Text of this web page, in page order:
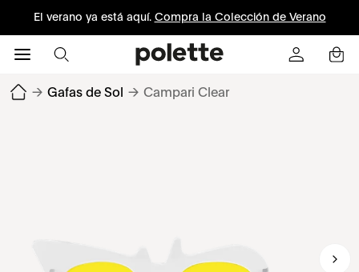
El verano ya está aquí. Compra la Colección de Verano
→ Gafas de Sol → Campari Clear